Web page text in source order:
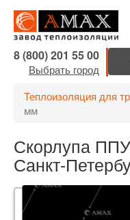
8 (800) 201 55 00
Выбрать город
Теплоизоляция для
мм
Скорлупа
Санкт-